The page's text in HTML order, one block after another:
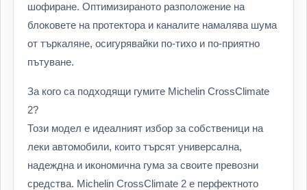
шофиране. Оптимизираното разположение на
блоковете на протектора и каналите намалява шума
от търкаляне, осигурявайки по-тихо и по-приятно
пътуване.
За кого са подходящи гумите Michelin CrossClimate
2?
Този модел е идеалният избор за собственици на
леки автомобили, които търсят универсална,
надеждна и икономична гума за своите превозни
средства. Michelin CrossClimate 2 е перфектното